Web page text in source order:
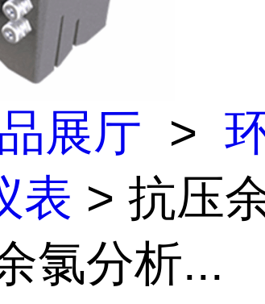
展厅 >
表 > 抗压
氯分析...